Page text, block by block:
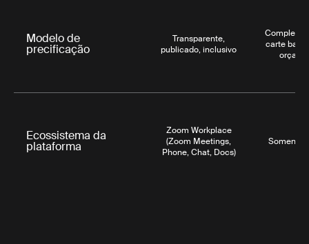
Modelo de
precificação
Transparente,
publicado, inclusivo
carte
Ecossistema da
plataforma
Zoom Workplace
(Zoom Meetings,
Phone, Chat, Docs)
Somente